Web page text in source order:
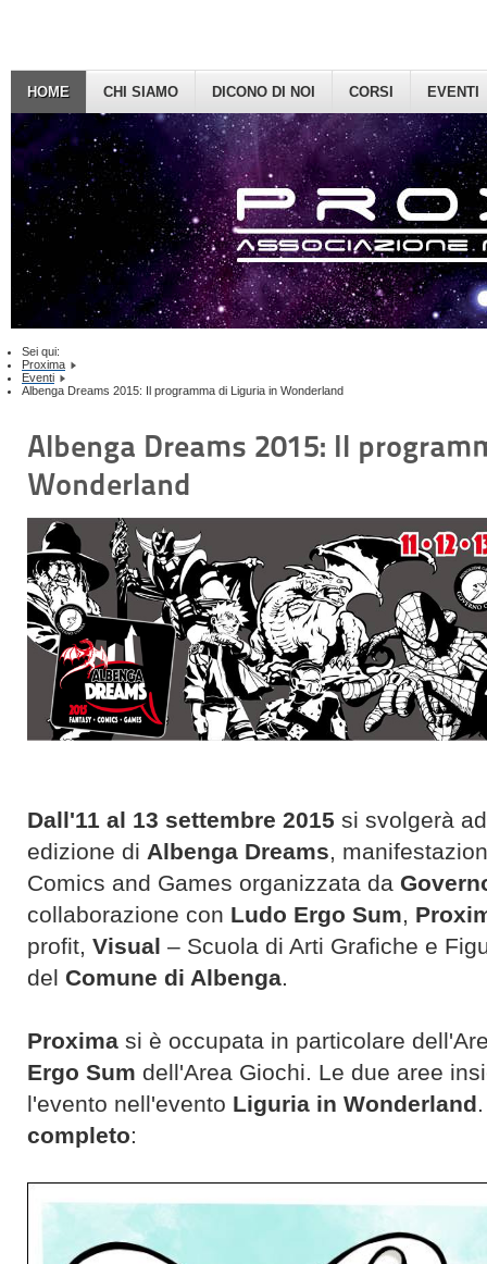
HOME CHI SIAMO DICONO DI NOI CORSI EVENTI
Sei qui:
Proxima
Eventi
Albenga Dreams 2015: Il programma di Liguria in Wonderland
Albenga Dreams 2015: Il
Wonderland
Dall'11 al 13 settembre 2015 si svolgerà
edizione di Albenga Dreams,
Comics and Games organizzata da
collaborazione con Ludo Ergo Sum,
profit, Visual – Scuola di Arti Grafiche e
del Comune di Albenga.
Proxima si è occupata in particolare
Ergo Sum dell'Area Giochi. Le due aree
l'evento nell'evento Liguria in Wonderland
completo: